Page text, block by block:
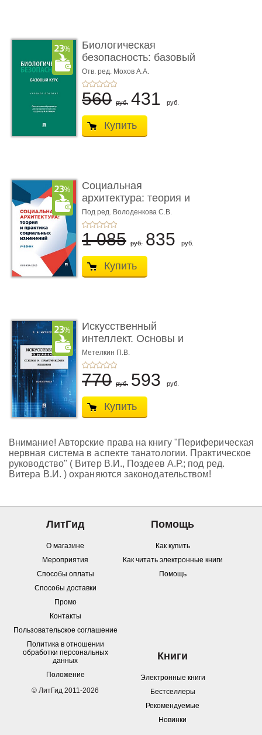
Биологическая
безопасность: базовый
курс. Уче� ...
Отв. ред. Мохов А.А.
560 руб. 431 руб.
Купить
Социальная
архитектура: теория и
практика соц� ...
Под ред. Володенкова С.В.
1 085 руб. 835 руб.
Купить
Искусственный
интеллект. Основы и
практически ...
Метелкин П.В.
770 руб. 593 руб.
Купить
Внимание! Авторские права на книгу "Периферическая
нервная система в аспекте танатологии. Практическое
руководство" ( Витер В.И., Поздеев А.Р.; под ред.
Витера В.И. ) охраняются законодательством!
ЛитГид
О магазине
Мероприятия
Способы оплаты
Способы доставки
Промо
Контакты
Пользовательское соглашение
Политика в отношении
обработки персональных
данных
Положение
© ЛитГид 2011-2026
Помощь
Как купить
Как читать электронные книги
Помощь
Книги
Электронные книги
Бестселлеры
Рекомендуемые
Новинки